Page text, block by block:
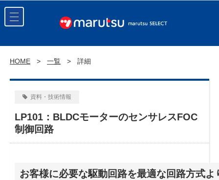
HOME 一覧 詳細
資料・技術情報
LP101：BLDCモーターのセンサレスFOC
制御回路
お客様に必要な駆動回路を最適な回路方式